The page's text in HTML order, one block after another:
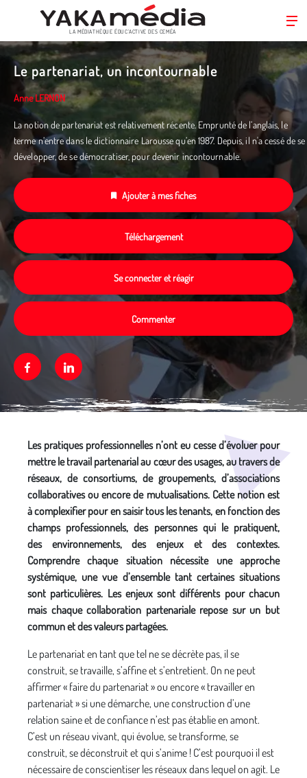
Aller
contenu
principal
LA MÉDIATHÈQUE ÉDUC’ACTIVE DES CEMÉA
Le partenariat, un incontournable
Anne LERNON
La notion de partenariat est relativement récente. Emprunté de l’anglais, le
terme n’entre dans le dictionnaire Larousse qu’en 1987. Depuis, il n'a cessé de se
développer, de se démocratiser, pour devenir incontournable.
Ajouter à mes fiches
Téléchargement
Se connecter et réagir
Commenter
FacebookLinkedin
Les pratiques professionnelles n’ont eu cesse d’évoluer pour
mettre le travail partenarial au cœur des usages, au travers de
réseaux, de consortiums, de groupements, d’associations
collaboratives ou encore de mutualisations. Cette notion est
à complexifier pour en saisir tous les tenants, en fonction des
champs professionnels, des personnes qui le pratiquent,
des environnements, des enjeux et des contextes.
Comprendre chaque situation nécessite une approche
systémique, une vue d’ensemble tant certaines situations
sont particulières. Les enjeux sont différents pour chacun
mais chaque collaboration partenariale repose sur un but
commun et des valeurs partagées.
Le partenariat en tant que tel ne se décrète pas, il se
construit, se travaille, s’affine et s’entretient. On ne peut
affirmer « faire du partenariat » ou encore « travailler en
partenariat » si une démarche, une construction d’une
relation saine et de confiance n’est pas établie en amont.
C’est un réseau vivant, qui évolue, se transforme, se
construit, se déconstruit et qui s’anime ! C’est pourquoi il est
nécessaire de conscientiser les réseaux dans lequel on agit. Le